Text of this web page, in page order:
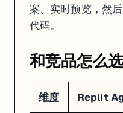
案、实时预览，然
代码。
和竞品怎么选
维度 Replit